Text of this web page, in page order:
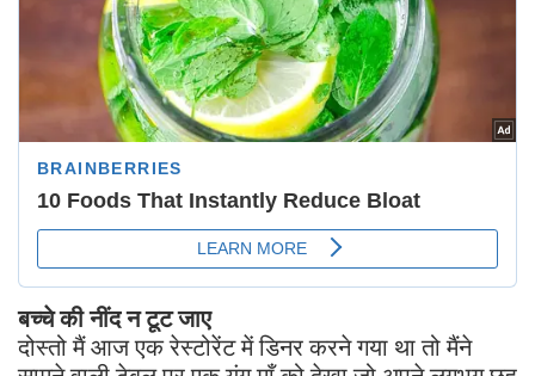
बच्चे की नींद न टूट जाए
दोस्तो मैं आज एक रेस्टोरेंट में डिनर करने गया था तो मैंने